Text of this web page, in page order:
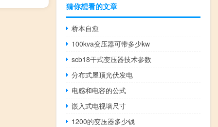
猜你想看的文章
桥本自愈
100kva变压器可带多少kw
scb18干式变压器技术参数
分布式屋顶光伏发电
电感和电容的公式
嵌入式电视墙尺寸
1200的变压器多少钱